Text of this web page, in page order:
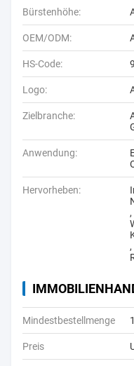
Bürstenhöhe:
OEM/ODM:
HS-Code:
Logo:
Zielbranche:
Anwendung:
Hervorheben:
,
,
Mindestbestellmenge
Preis